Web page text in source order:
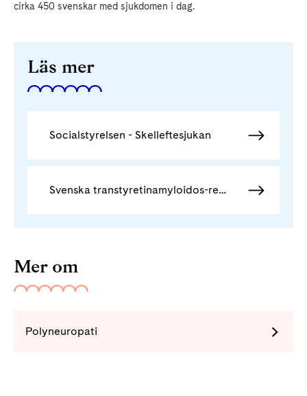
cirka 450 svenskar med sjukdomen i dag.
Läs mer
Socialstyrelsen - Skelleftesjukan
Svenska transtyretinamyloidos-registret - SveATTR
Mer om
Polyneuropati